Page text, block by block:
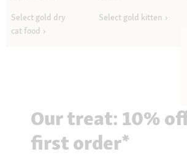
Select gold dry
cat food
Select gold kitten
Our treat: 10%
first order*